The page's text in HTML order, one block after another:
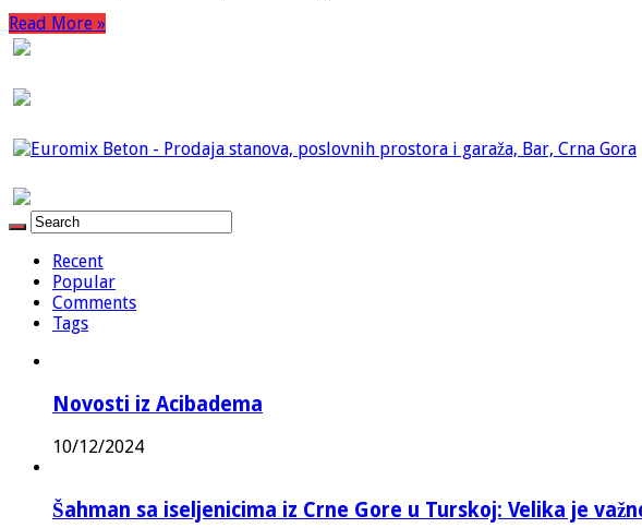
Read More »
Recent
Popular
Comments
Tags
Novosti iz Acibadema
10/12/2024
Šahman sa iseljenicima iz Crne Gore u Turskoj: Velika je